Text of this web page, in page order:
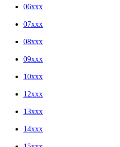
06xxx
07xxx
08xxx
09xxx
10xxx
12xxx
13xxx
14xxx